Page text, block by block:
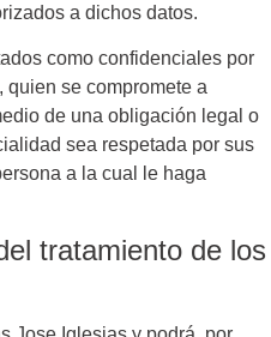
a dichos datos.
como confidenciales por
se compromete a
de una obligación legal o
sea respetada por sus
a la cual le haga
tratamiento de los